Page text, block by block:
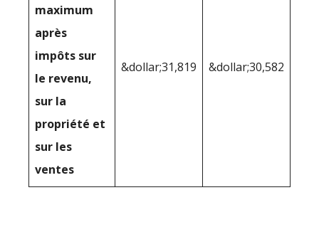
maximum
après
impôts sur
le revenu,
sur la
propriété et
sur les
ventes
&dollar;31,819 &dollar;30,582